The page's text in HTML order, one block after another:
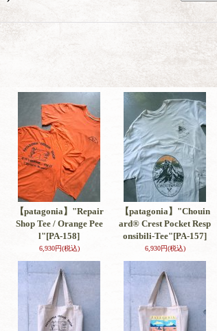
【patagonia】"Repair
Shop Tee / Orange Pee
l"[PA-158]
6,930円(税込)
【patagonia】"Chouin
ard® Crest Pocket Resp
onsibili-Tee"[PA-157]
6,930円(税込)